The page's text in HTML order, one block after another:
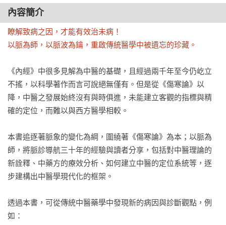
內容簡介
瞭解致病之因，才能有效治未病！
以脈為師，以脈波為鑰，重啟傳統醫學中被遺忘的珍藏。
《內經》中很多見解為中醫的基礎，且經過兩千年至今仍屹立
不搖，以科學著作而言可說絕無僅有。但是從《傷寒論》以
降，中醫之發展始終沒有與時俱進，未能建立客觀的指標與精
確的定位，而難以與西方醫學相較。
本書追逐著脈象的變化為綱，圍繞著《傷寒論》為本；以脈為
師，將脈診導航三十年的經驗與讀者分享，包括對中醫理論的
新詮釋、中藥方的療效分析、如何建立中醫的定位系統等，逐
步建構出中醫學現代化的框架。
透過本書，可從傳統中醫藥學中發現新的病因與診斷觀點，例
如：